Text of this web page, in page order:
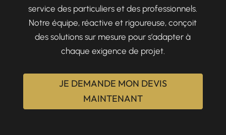
service des particuliers et des professionnels.
Notre équipe, réactive et rigoureuse, conçoit
des solutions sur mesure pour s’adapter à
chaque exigence de projet.
JE DEMANDE MON DEVIS
MAINTENANT